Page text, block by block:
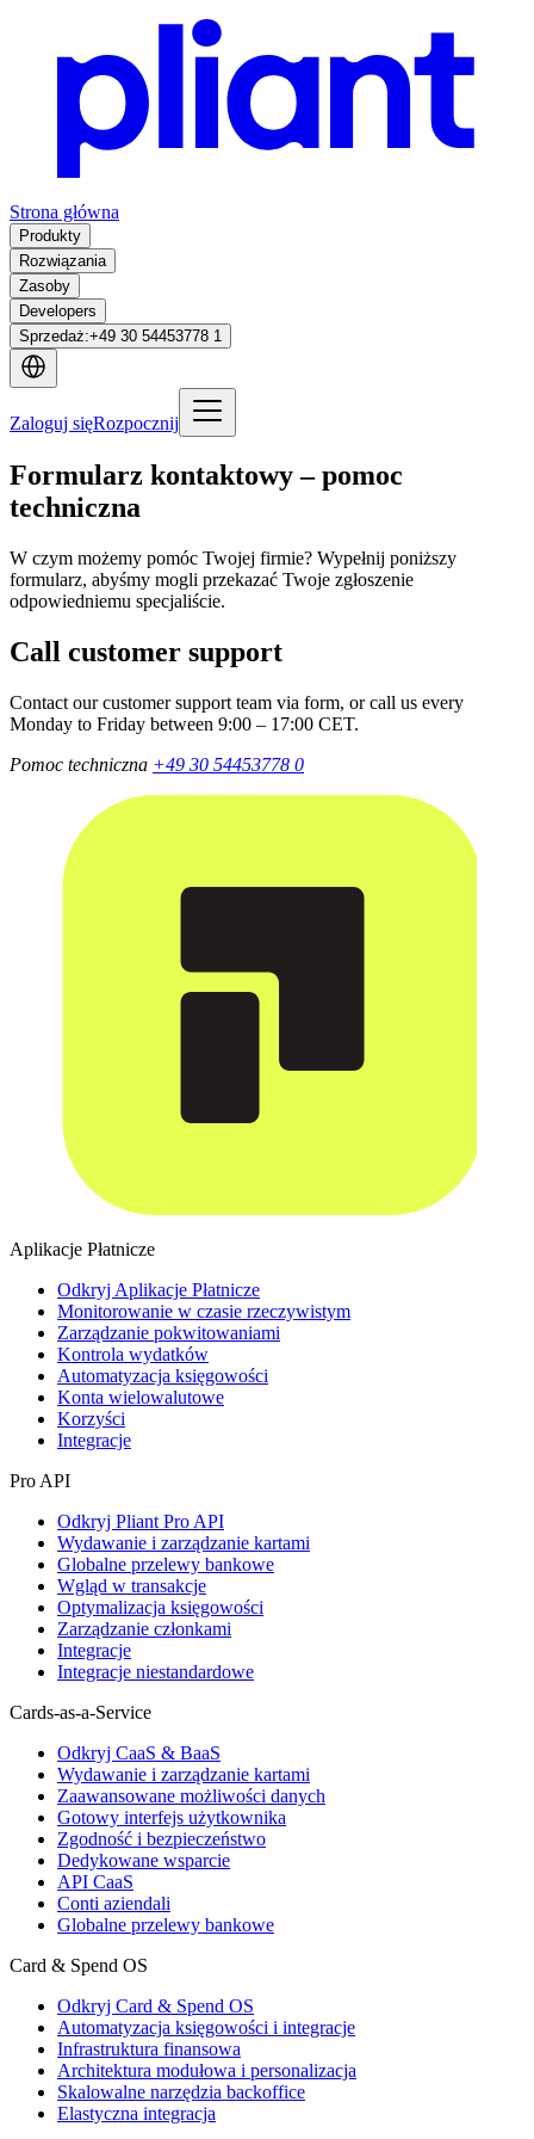
Strona główna
Produkty
Rozwiązania
Zasoby
Developers
Sprzedaż:+49 30 54453778 1
Zaloguj sięRozpocznij
Formularz kontaktowy – pomoc
techniczna
W czym możemy pomóc Twojej firmie? Wypełnij poniższy
formularz, abyśmy mogli przekazać Twoje zgłoszenie
odpowiedniemu specjaliście.
Call customer support
Contact our customer support team via form, or call us every
Monday to Friday between 9:00 – 17:00 CET.
Pomoc techniczna +49 30 54453778 0
Aplikacje Płatnicze
Odkryj Aplikacje Płatnicze
Monitorowanie w czasie rzeczywistym
Zarządzanie pokwitowaniami
Kontrola wydatków
Automatyzacja księgowości
Konta wielowalutowe
Korzyści
Integracje
Pro API
Odkryj Pliant Pro API
Wydawanie i zarządzanie kartami
Globalne przelewy bankowe
Wgląd w transakcje
Optymalizacja księgowości
Zarządzanie członkami
Integracje
Integracje niestandardowe
Cards-as-a-Service
Odkryj CaaS & BaaS
Wydawanie i zarządzanie kartami
Zaawansowane możliwości danych
Gotowy interfejs użytkownika
Zgodność i bezpieczeństwo
Dedykowane wsparcie
API CaaS
Conti aziendali
Globalne przelewy bankowe
Card & Spend OS
Odkryj Card & Spend OS
Automatyzacja księgowości i integracje
Infrastruktura finansowa
Architektura modułowa i personalizacja
Skalowalne narzędzia backoffice
Elastyczna integracja